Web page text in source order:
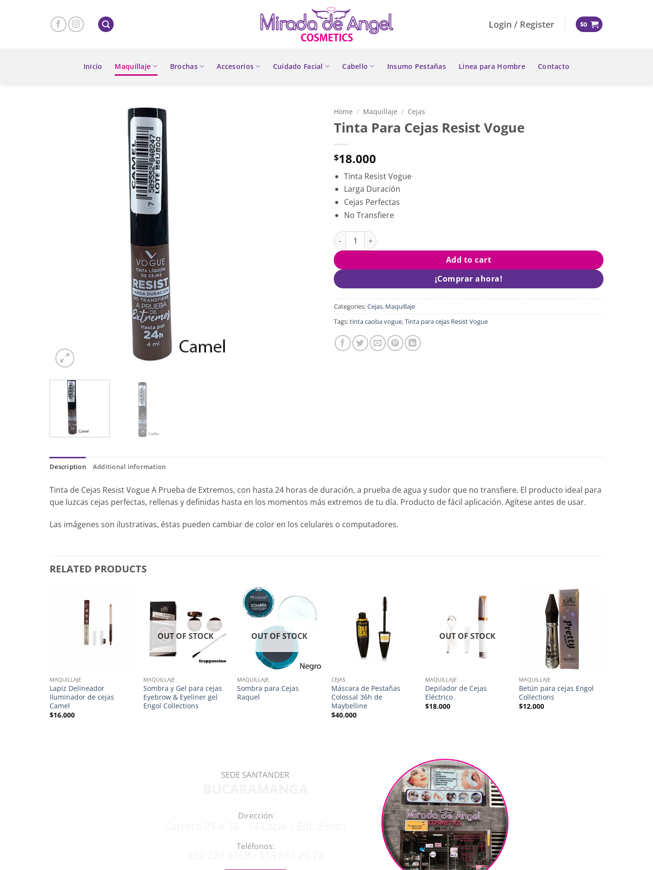
Login / Register $0
Inicio Maquillaje Brochas Accesorios Cuidado Facial Cabello Insumo Pestañas Linea para Hombre Contacto
Home / Maquillaje / Cejas
Tinta Para Cejas Resist Vogue
$18.000
Tinta Resist Vogue
Larga Duración
Cejas Perfectas
No Transfiere
Tinta Para Cejas Resist Vogue quantity
Add to cart
¡Comprar ahora!
Categories:Cejas, Maquillaje
Tags:tinta caoba vogue,Tinta para cejas Resist Vogue
Description Additional information
Tinta de Cejas Resist Vogue A Prueba de Extremos, con hasta 24 horas de duración, a prueba de agua y sudor que no transfiere. El producto ideal para
que luzcas cejas perfectas, rellenas y definidas hasta en los momentos más extremos de tu día. Producto de fácil aplicación. Agítese antes de usar.
Las imágenes son ilustrativas, éstas pueden cambiar de color en los celulares o computadores.
RELATED PRODUCTS
MAQUILLAJE
Lapiz Delineador
Iluminador de cejas
Camel
$16.000
OUT OF STOCK
MAQUILLAJE
Sombra y Gel para cejas
Eyebrow & Eyeliner gel
Engol Collections
OUT OF STOCK
MAQUILLAJE
Sombra para Cejas
Raquel
CEJAS
Máscara de Pestañas
Colossal 36h de
Maybelline
$40.000
OUT OF STOCK
MAQUILLAJE
Depilador de Cejas
Eléctrico
$18.000
MAQUILLAJE
Betún para cejas Engol
Collections
$12.000
SEDE SANTANDER
Dirección
Teléfonos: